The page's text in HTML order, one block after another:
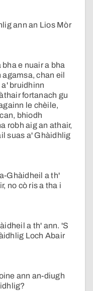
ann an Lios Mòr
e nuair a bha
agamsa, chan eil
a' bruidhinn
fortanach gu
le chèile,
bhiodh
robh aig an athair,
suas a' Ghàidhlig
Ghàidheil a th'
no cò ris a tha i
a th' ann. 'S
Loch Abair
ann an-diugh